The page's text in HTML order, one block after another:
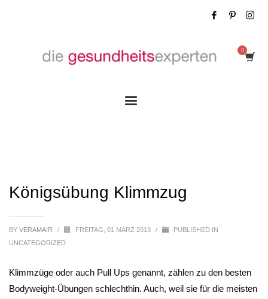
Königsübung Klimmzug
BY VERAMAIR / FREITAG, 01 MÄRZ 2013 /
PUBLISHED IN
UNCATEGORIZED
Klimmzüge oder auch Pull Ups genannt, zählen zu den besten
Bodyweight-Übungen schlechthin. Auch, weil sie für die meisten